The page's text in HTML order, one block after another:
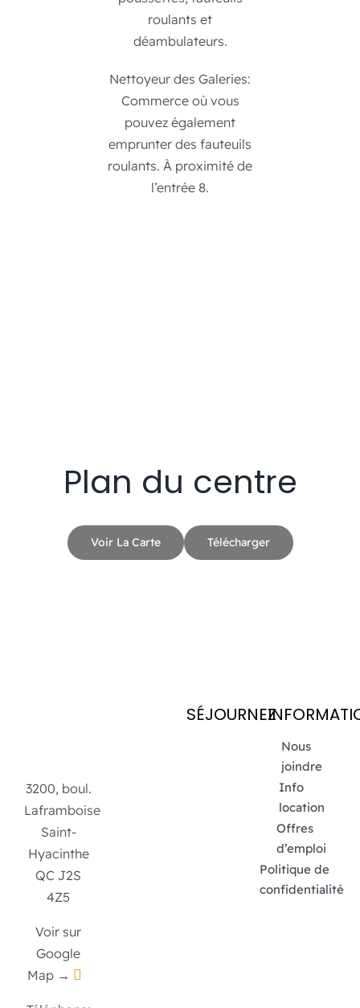
roulants et
déambulateurs.
Nettoyeur des Galeries:
Commerce où vous
pouvez également
emprunter des fauteuils
roulants. À proximité de
l’entrée 8.
Plan du centre
Voir La Carte Télécharger
3200, boul.
Laframboise
Saint-
Hyacinthe
QC J2S
4Z5
Voir sur
Google
Map →
SÉJOURNEZ
Nous
joindre
Info
location
Offres
d’emploi
Politique de
confidentialité